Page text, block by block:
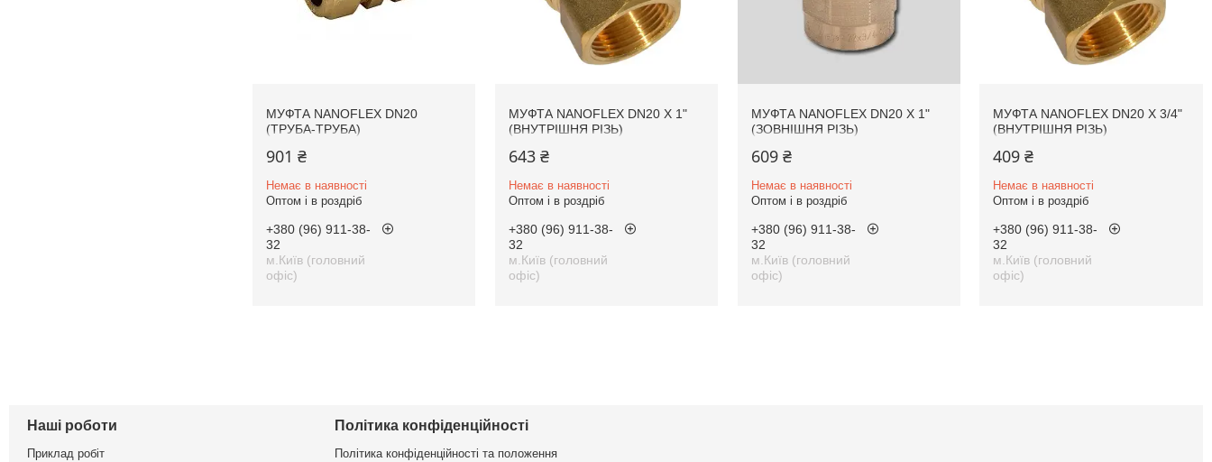
МУФТА NANOFLEX DN20
(ТРУБА-ТРУБА)
901 ₴
Немає в наявності
Оптом і в роздріб
+380 (96) 911-38-
32
м.Київ (головний
офіс)
МУФТА NANOFLEX DN20 Х 1"
(ВНУТРІШНЯ РІЗЬ)
643 ₴
Немає в наявності
Оптом і в роздріб
+380 (96) 911-38-
32
м.Київ (головний
офіс)
МУФТА NANOFLEX DN20 Х 1"
(ЗОВНІШНЯ РІЗЬ)
609 ₴
Немає в наявності
Оптом і в роздріб
+380 (96) 911-38-
32
м.Київ (головний
офіс)
МУФТА NANOFLEX DN20 Х 3/4"
(ВНУТРІШНЯ РІЗЬ)
409 ₴
Немає в наявності
Оптом і в роздріб
+380 (96) 911-38-
32
м.Київ (головний
офіс)
Наші роботи
Приклад робіт
Політика конфіденційності
Політика конфіденційності та положення